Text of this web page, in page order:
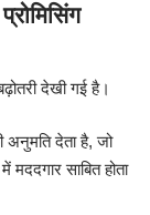
देखी गई है।
अनुमति देता है, जो
साबित होता